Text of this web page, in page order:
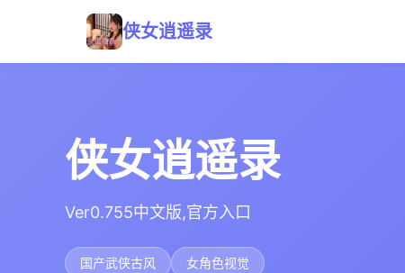
侠女逍遥录
侠女逍遥录
Ver0.755中文版,官方入口
国产武侠古风 女角色视觉